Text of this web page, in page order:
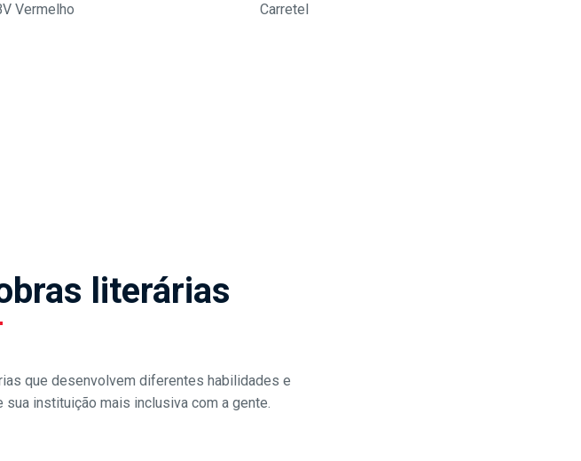
Vermelho
Carretel
literárias
que desenvolvem diferentes habilidades e
instituição mais inclusiva com a gente.